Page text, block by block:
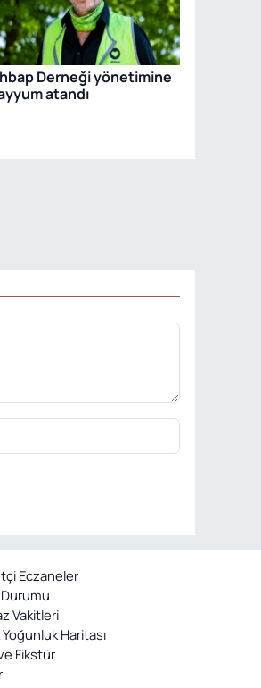
Derneği yönetimine
atandı
Eczaneler
Vakitleri
Haritası
Fikstür